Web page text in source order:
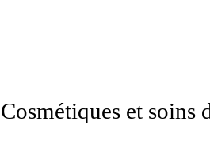
Cosmétiques et soins